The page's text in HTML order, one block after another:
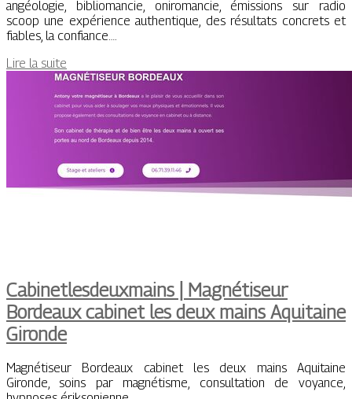
angéologie, bibliomancie, oniromancie, émissions sur radio
scoop une expérience authentique, des résultats concrets et
fiables, la confiance….
Lire la suite
Cabinetlesdeuxmains | Magnétiseur
Bordeaux cabinet les deux mains Aquitaine
Gironde
Magnétiseur Bordeaux cabinet les deux mains Aquitaine
Gironde, soins par magnétisme, consultation de voyance,